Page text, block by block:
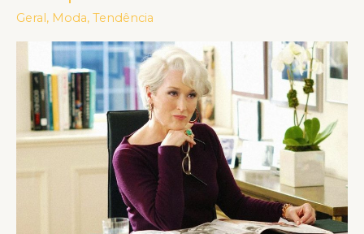
Geral , Moda, Tendência
Prada
2:
que
está
por